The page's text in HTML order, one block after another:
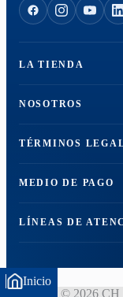
LA TIENDA
NOSOTROS
TÉRMINOS
MEDIO DE PAGO
LÍNEAS DE
Copyright © 2026 CH
Inicio